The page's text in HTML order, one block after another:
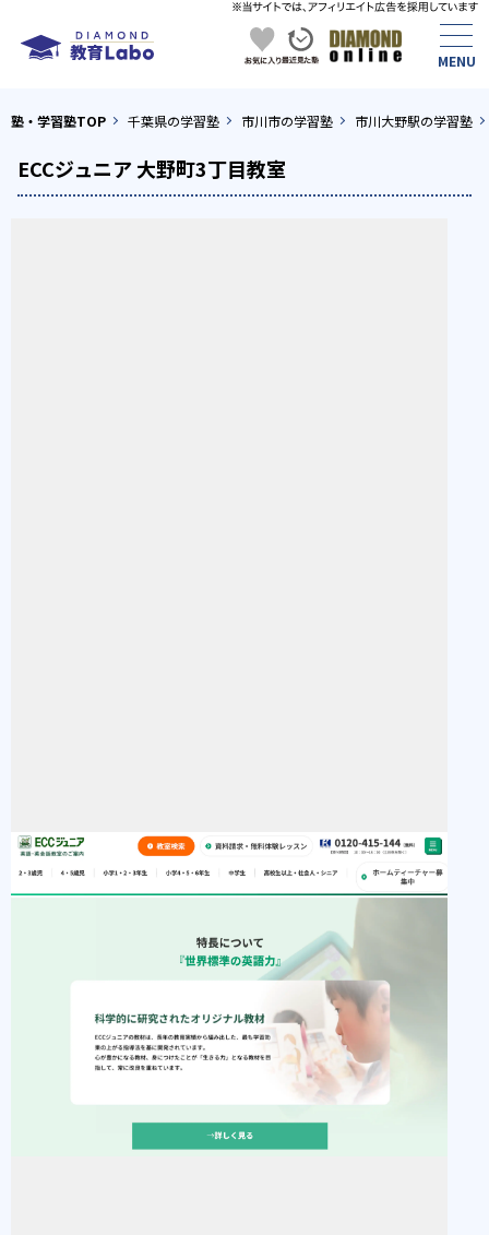
塾・学習塾TOP 千葉県の学習塾 市川市の学習塾 市川大野駅の学習塾
ECCジュニア 大野町3丁目教室